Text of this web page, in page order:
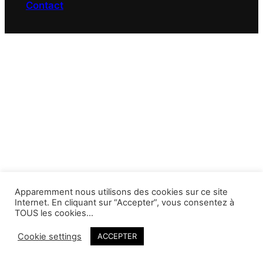
Contact
Apparemment nous utilisons des cookies sur ce site
Internet. En cliquant sur “Accepter”, vous consentez à
TOUS les cookies…
Cookie settings ACCEPTER